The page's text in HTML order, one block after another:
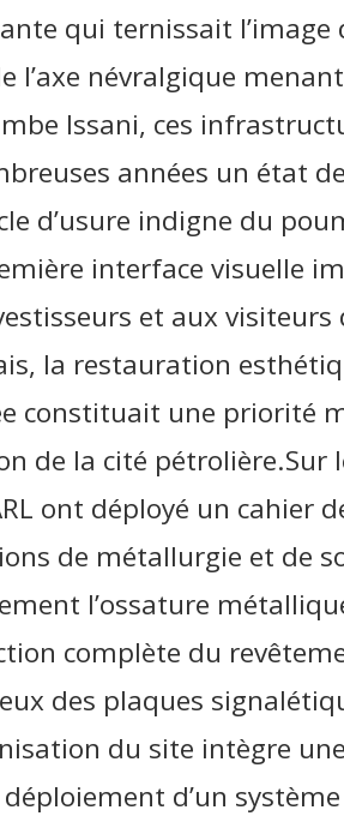
qui ternissait l’image
l’axe névralgique
Issani, ces
années un état
d’usure indigne du
interface visuelle
et aux
la restauration
constituait une priorité
de la cité pétrolière.Sur
ont déployé un cahier
de métallurgie et de
l’ossature
complète du
des plaques
du site intègre
déploiement d’un